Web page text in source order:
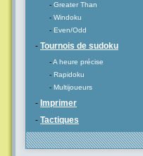
- Greater Than
- Windoku
- Even/Odd
- Tournois de sudoku
-A heure précise
- Rapidoku
- Multijoueurs
- Imprimer
- Tactiques